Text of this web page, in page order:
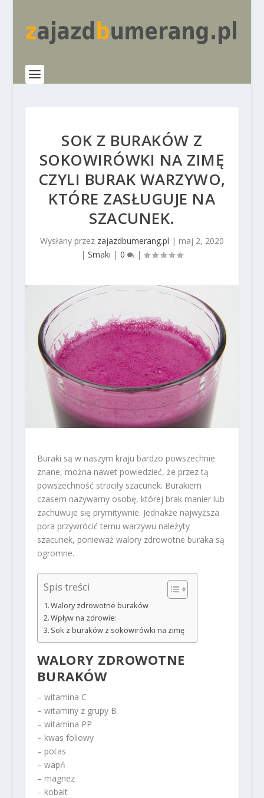
SOK Z BURAKÓW Z
SOKOWIRÓWKI NA ZIMĘ
CZYLI BURAK WARZYWO,
KTÓRE ZASŁUGUJE NA
SZACUNEK.
Wysłany przez zajazdbumerang.pl | maj 2, 2020
|Smaki |0 |
Buraki są w naszym kraju bardzo powszechnie
znane, można nawet powiedzieć, że przez tą
powszechność straciły szacunek. Burakiem
czasem nazywamy osobę, której brak manier lub
zachuwuje się prymitywnie. Jednakże najwyższa
pora przywrócić temu warzywu należyty
szacunek, ponieważ walory zdrowotne buraka są
ogromne.
Spis treści
Walory zdrowotne buraków
Wpływ na zdrowie:
Sok z buraków z sokowirówki na zimę
WALORY ZDROWOTNE
BURAKÓW
– witamina C
– witaminy z grupy B
– witamina PP
– kwas foliowy
– potas
– wapń
– magnez
– kobalt